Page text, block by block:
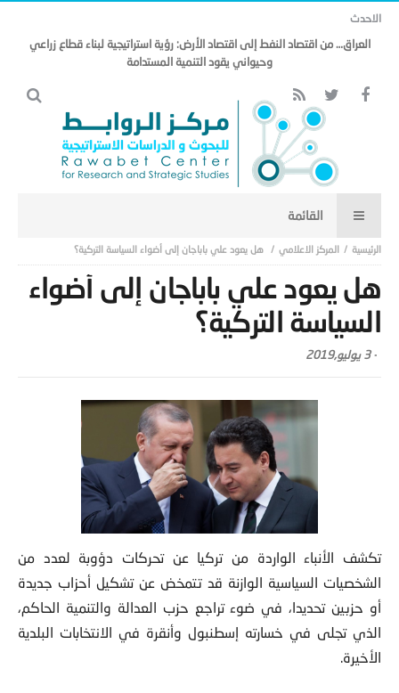
الاحدث
العراق… من اقتصاد النفط إلى اقتصاد الأرض: رؤية استراتيجية لبناء قطاع زراعي
وحيواني يقود التنمية المستدامة
المركز الاعلامي هل يعود علي باباجان إلى أضواء السياسة التركية؟
هل يعود علي باباجان إلى أضواء
السياسة التركية؟
-3 يوليو,2019
تكشف الأنباء الواردة من تركيا عن تحركات دؤوبة لعدد من
الشخصيات السياسية الوازنة قد تتمخض عن تشكيل أحزاب جديدة
أو حزبين تحديدا، في ضوء تراجع حزب العدالة والتنمية الحاكم،
الذي تجلى في خسارته إسطنبول وأنقرة في الانتخابات البلدية
الأخيرة.